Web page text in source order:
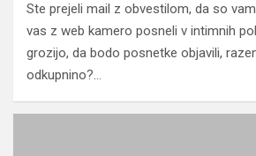
Ste prejeli mail z obvestilom, da so
vas z web kamero posneli v intimnih
grozijo, da bodo posnetke objavili,
odkupnino?…